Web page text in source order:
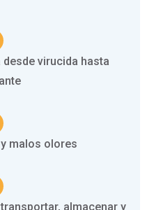
virucida hasta
malos olores
almacenar y